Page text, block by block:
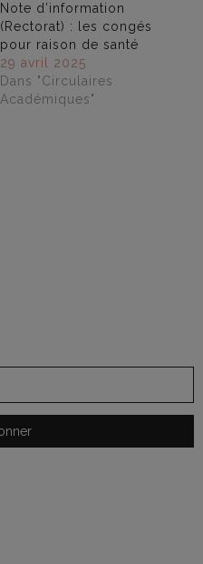
Note d’information
(Rectorat) : les congés
pour raison de santé
29 avril 2025
Dans "Circulaires
Académiques"